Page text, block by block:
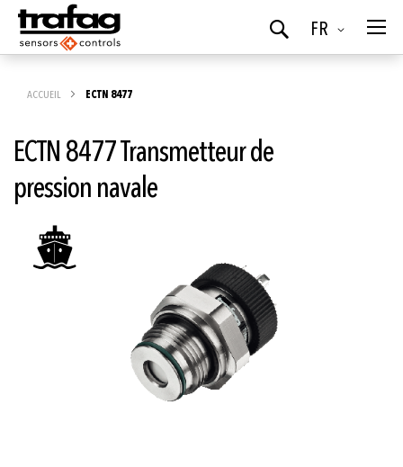
Langue
FR
Chercher
ACCUEIL ECTN 8477
ECTN 8477 Transmetteur de
pression navale